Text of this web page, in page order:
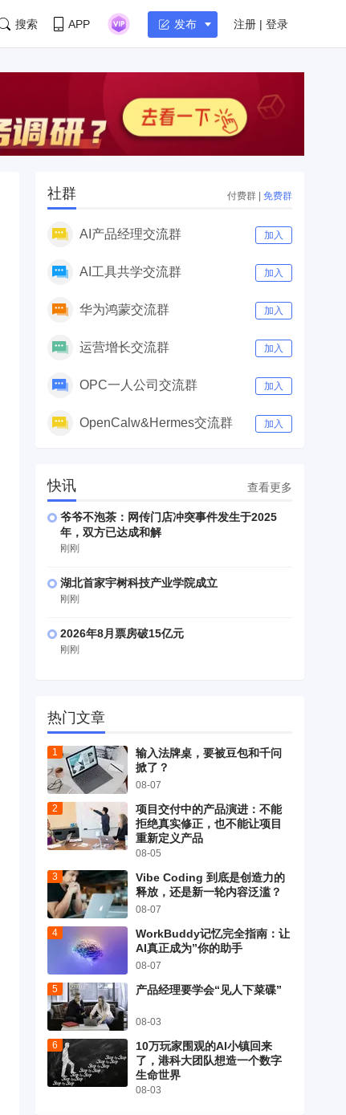
搜索 APP 发布 注册 | 登录
社群 付费群 | 免费群
AI产品经理交流群 加入
AI工具共学交流群 加入
华为鸿蒙交流群 加入
运营增长交流群 加入
OPC一人公司交流群 加入
OpenCalw&Hermes交流群 加入
快讯 查看更多
爷爷不泡茶：网传门店冲突事件发生于2025
年，双方已达成和解
刚刚
湖北首家宇树科技产业学院成立
刚刚
2026年8月票房破15亿元
刚刚
热门文章
输入法牌桌，要被豆包和千问
掀了？
08-07
项目交付中的产品演进：不能
拒绝真实修正，也不能让项目
重新定义产品
08-05
Vibe Coding 到底是创造力的
释放，还是新一轮内容泛滥？
08-07
WorkBuddy记忆完全指南：让
AI真正成为”你的助手
08-07
产品经理要学会“见人下菜碟”
08-03
10万玩家围观的AI小镇回来
了，港科大团队想造一个数字
生命世界
08-03